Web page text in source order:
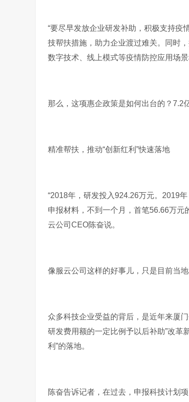
“要尽早发放企业研发补助，积极支持疫
技帮扶措施，助力企业渡过难关。同时
数字技术、线上模式等疫情防控应用场
那么，这项惠企政策是如何出台的？7.2
精准帮扶，推动“创新红利”快速落地
“2018年，研发投入924.26万元。2019
申报材料，不到一个月，首笔56.66万元
云公司CEO陈奋说。
像服云公司这样的好事儿，只是目前当地
众多科技企业受益的背后，是近年来厦
研发费用额的一定比例予以后补助”改革
利”的落地。
陈奋告诉记者，在过去，申报科技计划